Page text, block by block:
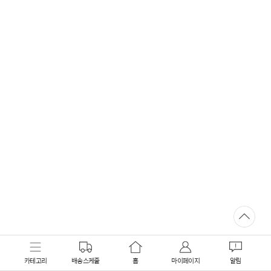
카테고리 배송스케줄 홈 마이페이지 알림